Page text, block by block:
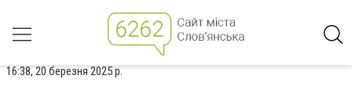
16:38, 20 березня 2025 р.